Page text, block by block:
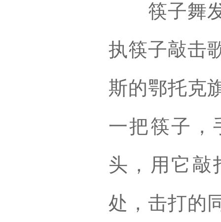
筷子舞发
执筷子敲击
斯的鄂托克
一把筷子，
头，用它敲
处，击打的